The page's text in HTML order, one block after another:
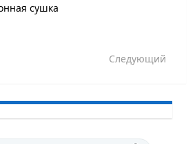
сушка
Следующий